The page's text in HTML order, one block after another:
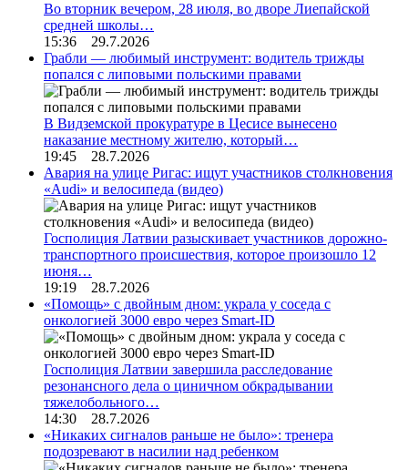
Во вторник вечером, 28 июля, во дворе Лиепайской
средней школы…
15:36 29.7.2026
Грабли — любимый инструмент: водитель трижды
попался с липовыми польскими правами
В Видземской прокуратуре в Цесисе вынесено
наказание местному жителю, который…
19:45 28.7.2026
Авария на улице Ригас: ищут участников столкновения
«Audi» и велосипеда (видео)
Госполиция Латвии разыскивает участников дорожно-
транспортного происшествия, которое произошло 12
июня…
19:19 28.7.2026
«Помощь» с двойным дном: украла у соседа с
онкологией 3000 евро через Smart-ID
Госполиция Латвии завершила расследование
резонансного дела о циничном обкрадывании
тяжелобольного…
14:30 28.7.2026
«Никаких сигналов раньше не было»: тренера
подозревают в насилии над ребенком